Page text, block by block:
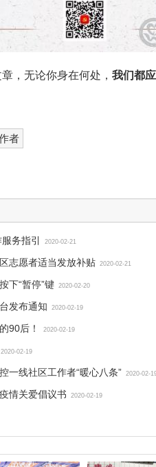
，无论你身在何处， 我们都
者
务指引 2020-02-21
志愿者适当发放补贴 2020-02-21
下“暂停”键 2020-02-20
发布通知 2020-02-19
90后！ 2020-02-19
2020-02-19
一线社区工作者“暖心八条” 2020-02-
情关爱倡议书 2020-02-19